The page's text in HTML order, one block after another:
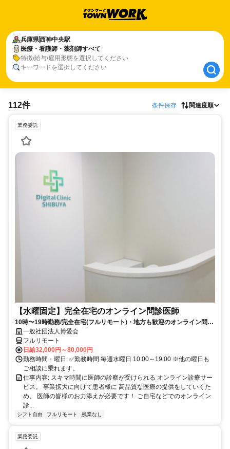
兵庫県西神中央駅
医療・看護師・薬剤師すべて
特徴/給与/雇用形態を選択してください
キーワードを選択してください
兵庫県西神中央駅
医療・看護師・薬剤師すべて
112件 条件保存 関連度順
業務委託
【水曜固定】完全在宅のオンライン問診医師
10時〜19時勤務/完全在宅(フルリモート)・地方も歓迎のオンライン問診
業務一般社団法人博愛会
フルリモート
日給32,000円～80,000円
勤務時間・曜日: ✅勤務時間 毎週水曜日 10:00～19:00 ※他の曜日も
ご相談に乗れます。
仕事内容: スキマ時間に医師の診察が受けられる オンライン診療サー
ビス。 事業拡大に向けて患者様に 高品質な医療の提供をしていくた
め、 医師の皆様のお力添えが必要です！ ご自宅などでのオンライン
診...
シフト自由 フルリモート 残業なし
業務委託